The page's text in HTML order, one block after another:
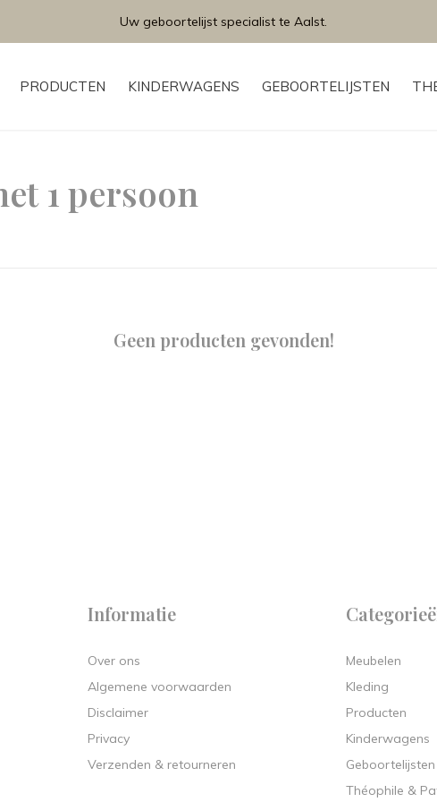
PRODUCTEN KINDERWAGENS GEBOORTELIJSTEN
Uw geboortelijst specialist te Aalst.
1 persoon
Geen producten gevonden!
Informatie
Over ons
Algemene voorwaarden
Disclaimer
Privacy
Verzenden & retourneren
Meubelen
Kleding
Producten
Kinderwagens
Geboortelijsten
Théophile &